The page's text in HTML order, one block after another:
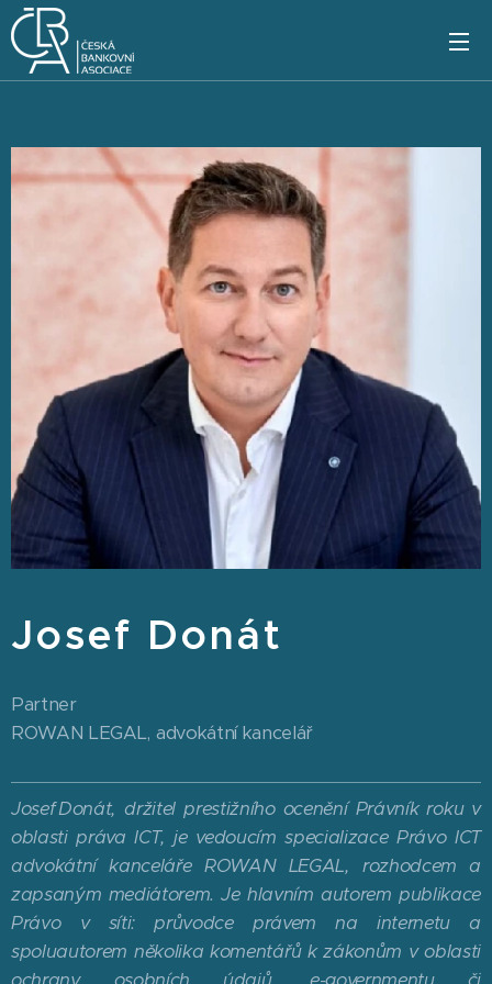
Josef Donát
Partner
ROWAN LEGAL, advokátní kancelář
Josef Donát, držitel prestižního ocenění Právník roku v
oblasti práva ICT, je vedoucím specializace Právo ICT
advokátní kanceláře ROWAN LEGAL, rozhodcem a
zapsaným mediátorem. Je hlavním autorem publikace
Právo v síti: průvodce právem na internetu a
spoluautorem několika komentářů k zákonům v oblasti